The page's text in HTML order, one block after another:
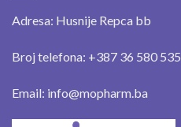
Adresa: Husnije Repca bb
Broj telefona: +387 36 580 535
Email: info@mopharm.ba